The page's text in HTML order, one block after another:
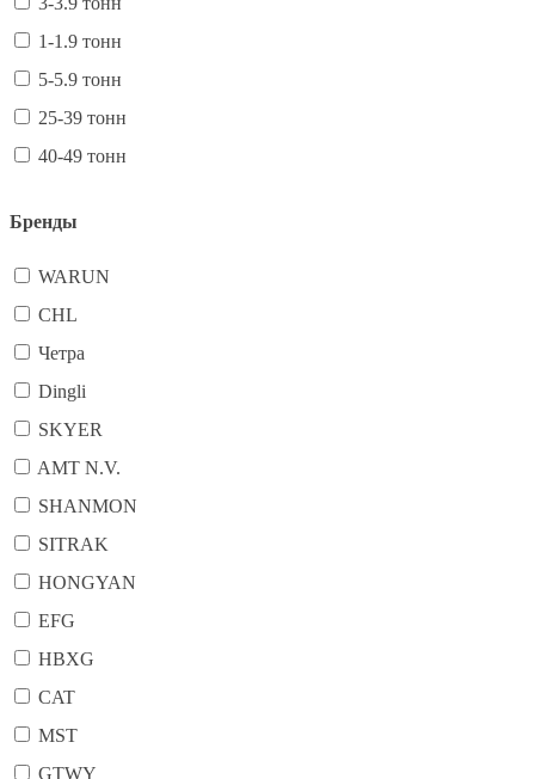
1-1.9 тонн
5-5.9 тонн
25-39 тонн
40-49 тонн
Бренды
WARUN
CHL
Четра
Dingli
SKYER
AMT N.V.
SHANMON
SITRAK
HONGYAN
EFG
HBXG
CAT
MST
GTWY